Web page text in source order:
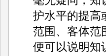
护水平的提高
范围、客体范
便可以说明知